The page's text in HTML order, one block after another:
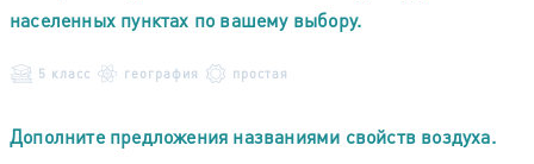
населенных пунктах по вашему выбору.
5 класс география простая
Дополните предложения названиями свойств воздуха.